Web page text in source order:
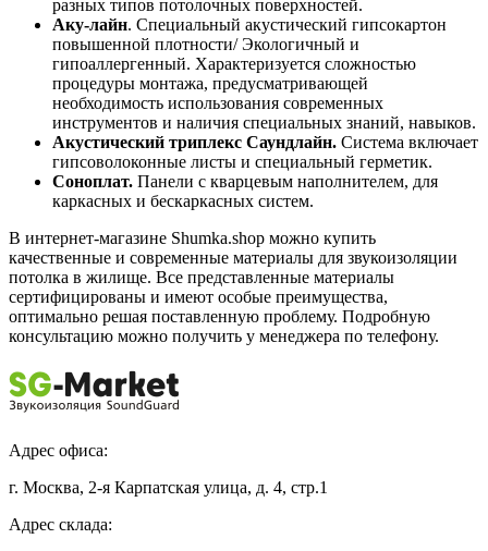
разных типов потолочных поверхностей.
Аку-лайн. Специальный акустический гипсокартон
повышенной плотности/ Экологичный и
гипоаллергенный. Характеризуется сложностью
процедуры монтажа, предусматривающей
необходимость использования современных
инструментов и наличия специальных знаний, навыков.
Акустический триплекс Саундлайн. Система включает
гипсоволоконные листы и специальный герметик.
Соноплат. Панели с кварцевым наполнителем, для
каркасных и бескаркасных систем.
В интернет-магазине Shumka.shop можно купить
качественные и современные материалы для звукоизоляции
потолка в жилище. Все представленные материалы
сертифицированы и имеют особые преимущества,
оптимально решая поставленную проблему. Подробную
консультацию можно получить у менеджера по телефону.
Адрес офиса:
г. Москва, 2-я Карпатская улица, д. 4, стр.1
Адрес склада: